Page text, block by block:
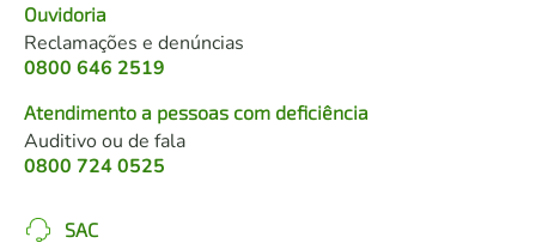
Ouvidoria
Reclamações e denúncias
0800 646 2519
Atendimento a pessoas com deficiência
Auditivo ou de fala
0800 724 0525
SAC